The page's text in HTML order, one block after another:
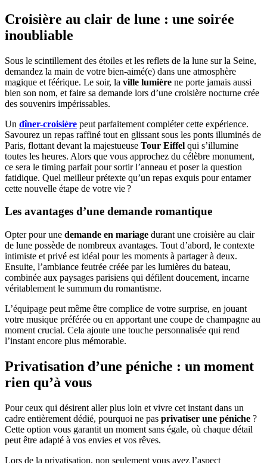
Croisière au clair de lune : une soirée
inoubliable
Sous le scintillement des étoiles et les reflets de la lune sur la Seine,
demandez la main de votre bien-aimé(e) dans une atmosphère
magique et féérique. Le soir, la ville lumière ne porte jamais aussi
bien son nom, et faire sa demande lors d’une croisière nocturne crée
des souvenirs impérissables.
Un dîner-croisière peut parfaitement compléter cette expérience.
Savourez un repas raffiné tout en glissant sous les ponts illuminés de
Paris, flottant devant la majestueuse Tour Eiffel qui s’illumine
toutes les heures. Alors que vous approchez du célèbre monument,
ce sera le timing parfait pour sortir l’anneau et poser la question
fatidique. Quel meilleur prétexte qu’un repas exquis pour entamer
cette nouvelle étape de votre vie ?
Les avantages d’une demande romantique
Opter pour une demande en mariage durant une croisière au clair
de lune possède de nombreux avantages. Tout d’abord, le contexte
intimiste et privé est idéal pour les moments à partager à deux.
Ensuite, l’ambiance feutrée créée par les lumières du bateau,
combinée aux paysages parisiens qui défilent doucement, incarne
véritablement le summum du romantisme.
L’équipage peut même être complice de votre surprise, en jouant
votre musique préférée ou en apportant une coupe de champagne au
moment crucial. Cela ajoute une touche personnalisée qui rend
l’instant encore plus mémorable.
Privatisation d’une péniche : un moment
rien qu’à vous
Pour ceux qui désirent aller plus loin et vivre cet instant dans un
cadre entièrement dédié, pourquoi ne pas privatiser une péniche ?
Cette option vous garantit un moment sans égale, où chaque détail
peut être adapté à vos envies et vos rêves.
Lors de la privatisation, non seulement vous avez l’aspect